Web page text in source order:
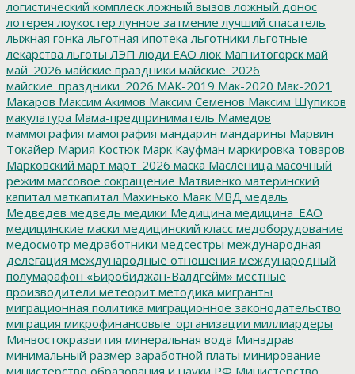
логистический комплеск ложный вызов ложный донос
лотерея лоукостер лунное затмение лучший спасатель
лыжная гонка льготная ипотека льготники льготные
лекарства льготы ЛЭП люди ЕАО люк Магнитогорск май
май_2026 майские праздники майские_2026
майские_праздники_2026 МАК-2019 Мак-2020 Мак-2021
Макаров Максим Акимов Максим Семенов Максим Шупиков
макулатура Мама-предприниматель Мамедов
маммография мамография мандарин мандарины Марвин
Токайер Мария Костюк Марк Кауфман маркировка товаров
Марковский март март_2026 маска Масленица масочный
режим массовое сокращение Матвиенко материнский
капитал маткапитал Махинько Маяк МВД медаль
Медведев медведь медики Медицина медицина_ЕАО
медицинские маски медицинский класс медоборудование
медосмотр медработники медсестры международная
делегация международные отношения международный
полумарафон «Биробиджан-Валдгейм» местные
производители метеорит методика мигранты
миграционная политика миграционное законодательство
миграция микрофинансовые_организации миллиардеры
Минвостокразвития минеральная вода Минздрав
минимальный размер заработной платы минирование
министерство образования и науки РФ Министерство